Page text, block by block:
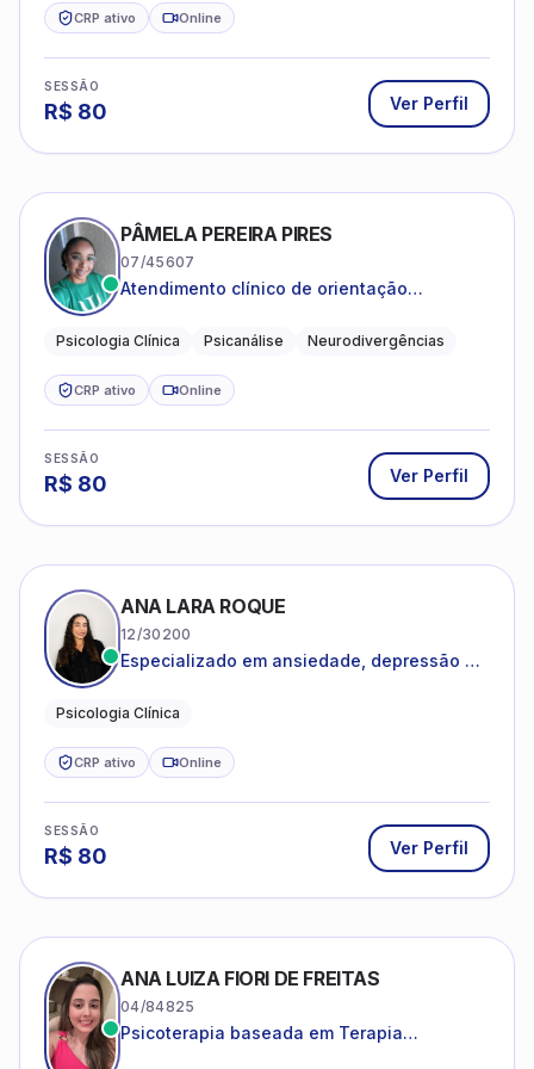
CRP ativo Online
SESSÃO
R$ 80 Ver Perfil
PÂMELA PEREIRA PIRES
07/45607
Atendimento clínico de orientação
crianças neurotípicas
Psicologia Clínica Psicanálise Neurodivergências
CRP ativo Online
SESSÃO
R$ 80 Ver Perfil
ANA LARA ROQUE
12/30200
Especializado em ansiedade, depressão e
Psicologia Clínica
CRP ativo Online
SESSÃO
R$ 80 Ver Perfil
ANA LUIZA FIORI DE FREITAS
04/84825
Psicoterapia baseada em Terapia